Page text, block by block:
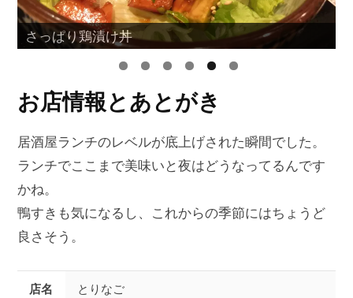
さっぱり鶏漬け丼
特製もつカレー
お店情報とあとがき
居酒屋ランチのレベルが底上げされた瞬間でした。
ランチでここまで美味いと夜はどうなってるんです
かね。
鴨すきも気になるし、これからの季節にはちょうど
良さそう。
店名 とりなご